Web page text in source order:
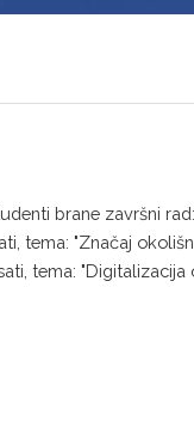
brane završni rad:
tema: "Značaj
tema: "Digitalizacija